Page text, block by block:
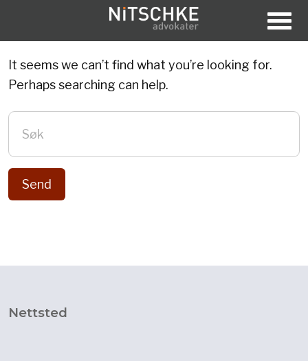
Nothing Found
It seems we can’t find what you’re looking for.
Perhaps searching can help.
For å søke på dette nettstedet må du taste inn et
Nettsted